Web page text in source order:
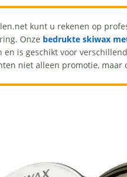
kunt u rekenen op
Onze bedrukte skiwax
en is geschikt voor
niet alleen promotie, maar